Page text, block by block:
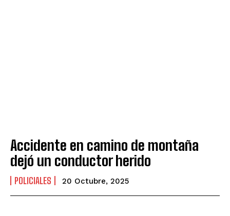
Accidente en camino de montaña
dejó un conductor herido
POLICIALES 20 Octubre, 2025